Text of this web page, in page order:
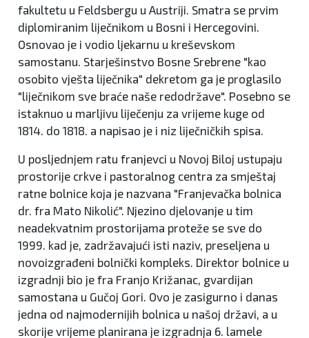
fakultetu u Feldsbergu u Austriji. Smatra se prvim
diplomiranim liječnikom u Bosni i Hercegovini.
Osnovao je i vodio ljekarnu u kreševskom
samostanu. Starješinstvo Bosne Srebrene "kao
osobito vješta liječnika" dekretom ga je proglasilo
"liječnikom sve braće naše redodržave". Posebno se
istaknuo u marljivu liječenju za vrijeme kuge od
1814. do 1818. a napisao je i niz liječničkih spisa.
U posljednjem ratu franjevci u Novoj Biloj ustupaju
prostorije crkve i pastoralnog centra za smještaj
ratne bolnice koja je nazvana "Franjevačka bolnica
dr. fra Mato Nikolić". Njezino djelovanje u tim
neadekvatnim prostorijama proteže se sve do
1999. kad je, zadržavajući isti naziv, preseljena u
novoizgrađeni bolnički kompleks. Direktor bolnice u
izgradnji bio je fra Franjo Križanac, gvardijan
samostana u Gučoj Gori. Ovo je zasigurno i danas
jedna od najmodernijih bolnica u našoj državi, a u
skorije vrijeme planirana je izgradnja 6. lamele